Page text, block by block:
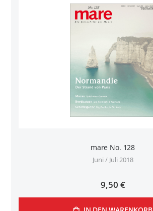
mare No. 128
Juni / Juli 2018
9,50 €